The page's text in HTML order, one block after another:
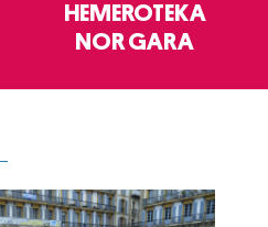
HEMEROTEKA
NOR GARA